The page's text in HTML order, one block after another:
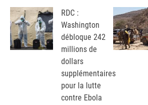
RDC :
Washington
débloque 242
millions de
dollars
supplémentaires
pour la lutte
contre Ebola